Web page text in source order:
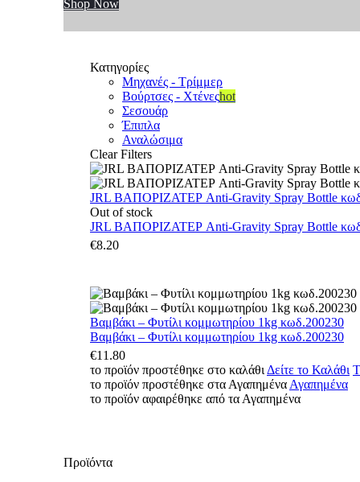
Shop Now
Κατηγορίες
Μηχανές - Τρίμμερ
Βούρτσες - Χτένεςhot
Σεσουάρ
Έπιπλα
Αναλώσιμα
Clear Filters
JRL ΒΑΠΟΡΙΖΑΤΕΡ Anti-Gravity Spray Bottle
Out of stock
JRL ΒΑΠΟΡΙΖΑΤΕΡ Anti-Gravity Spray Bottle
€8.20
Βαμβάκι – Φυτίλι κομμωτηρίου 1kg κωδ.200230
Βαμβάκι – Φυτίλι κομμωτηρίου 1kg κωδ.200230
€11.80
το προϊόν προστέθηκε στο καλάθι Δείτε το Καλάθι
το προϊόν προστέθηκε στα Αγαπημένα Αγαπημένα
το προϊόν αφαιρέθηκε από τα Αγαπημένα
Προϊόντα